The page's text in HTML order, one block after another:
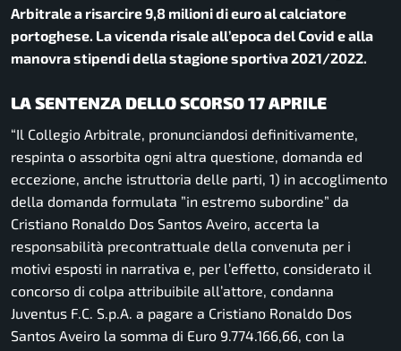
Arbitrale a risarcire 9,8 milioni di euro al calciatore
portoghese. La vicenda risale all’epoca del Covid e alla
manovra stipendi della stagione sportiva 2021/2022.
LA SENTENZA DELLO SCORSO 17 APRILE
“Il Collegio Arbitrale, pronunciandosi definitivamente,
respinta o assorbita ogni altra questione, domanda ed
eccezione, anche istruttoria delle parti, 1) in accoglimento
della domanda formulata ”in estremo subordine” da
Cristiano Ronaldo Dos Santos Aveiro, accerta la
responsabilità precontrattuale della convenuta per i
motivi esposti in narrativa e, per l’effetto, considerato il
concorso di colpa attribuibile all’attore, condanna
Juventus F.C. S.p.A. a pagare a Cristiano Ronaldo Dos
Santos Aveiro la somma di Euro 9.774.166,66, con la